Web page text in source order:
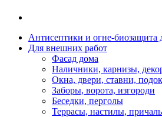
Антисептики и огне-биозащита
Для внешних работ
Фасад дома
Наличники, карнизы,
Окна, двери, ставни,
Заборы, ворота, изгороди
Беседки, перголы
Террасы, настилы,